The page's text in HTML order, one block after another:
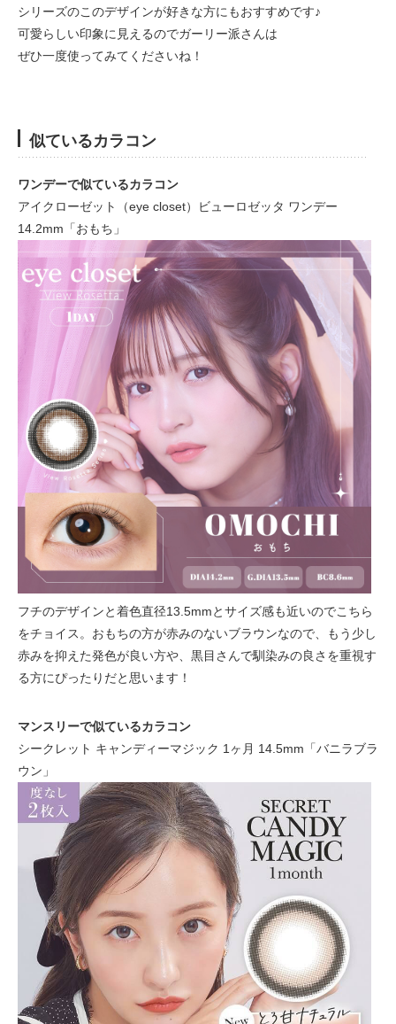
シリーズのこのデザインが好きな方にもおすすめです♪
可愛らしい印象に見えるのでガーリー派さんは
ぜひ一度使ってみてくださいね！
似ているカラコン
ワンデーで似ているカラコン
アイクローゼット（eye closet）ビューロゼッタ ワンデー
14.2mm「おもち」
フチのデザインと着色直径13.5mmとサイズ感も近いのでこちら
をチョイス。おもちの方が赤みのないブラウンなので、もう少し
赤みを抑えた発色が良い方や、黒目さんで馴染みの良さを重視す
る方にぴったりだと思います！
マンスリーで似ているカラコン
シークレット キャンディーマジック 1ヶ月 14.5mm「バニラブラ
ウン」